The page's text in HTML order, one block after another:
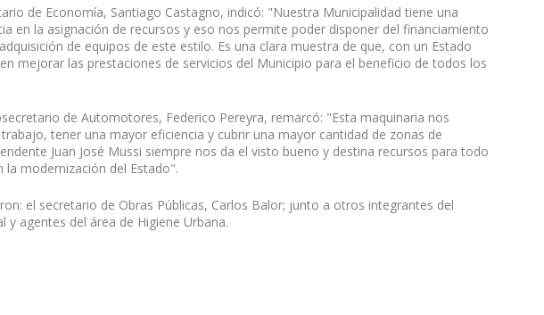
de Economía, Santiago Castagno, indicó: "Nuestra Municipalidad tiene una
en la asignación de recursos y eso nos permite poder disponer del financiamiento
de equipos de este estilo. Es una clara muestra de que, con un Estado
mejorar las prestaciones de servicios del Municipio para el beneficio de todos los
de Automotores, Federico Pereyra, remarcó: "Esta maquinaria nos
tener una mayor eficiencia y cubrir una mayor cantidad de zonas de
Juan José Mussi siempre nos da el visto bueno y destina recursos para todo
la modernización del Estado".
el secretario de Obras Públicas, Carlos Balor; junto a otros integrantes del
y agentes del área de Higiene Urbana.